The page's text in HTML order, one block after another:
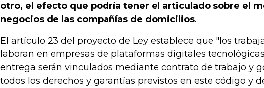
otro, el efecto que podría tener el articulado sobre el
negocios de las compañías de domicilios.
El artículo 23 del proyecto de Ley establece que "los
laboran en empresas de plataformas digitales
entrega serán vinculados mediante contrato de trabajo y
todos los derechos y garantías previstos en este código y